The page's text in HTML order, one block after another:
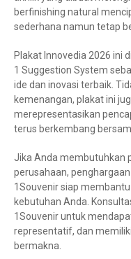
berfinishing natural
sederhana namun tetap
Plakat Innovedia 2026 ini
1 Suggestion System
ide dan inovasi terbaik.
kemenangan, plakat ini
merepresentasikan
terus berkembang
Jika Anda membutuhkan
perusahaan,
1Souvenir siap
kebutuhan Anda.
1Souvenir untuk
representatif, dan
bermakna.